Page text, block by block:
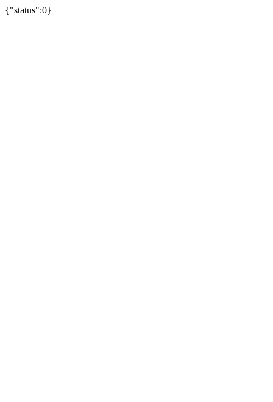
{"status":0}